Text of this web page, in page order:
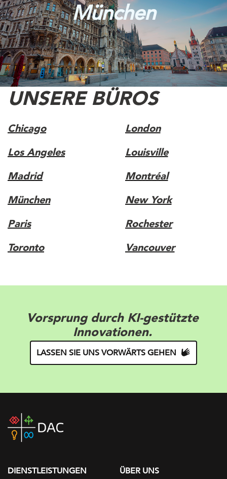
München
UNSERE BÜROS
Chicago
London
Los Angeles
Louisville
Madrid
Montréal
München
New York
Paris
Rochester
Toronto
Vancouver
Erhöhen Sie mit markenorientierten
Lösungen Ihre Anziehungskraft.
LASSEN SIE UNS VORWÄRTS GEHEN
DAC
home
DIENSTLEISTUNGEN
ÜBER UNS